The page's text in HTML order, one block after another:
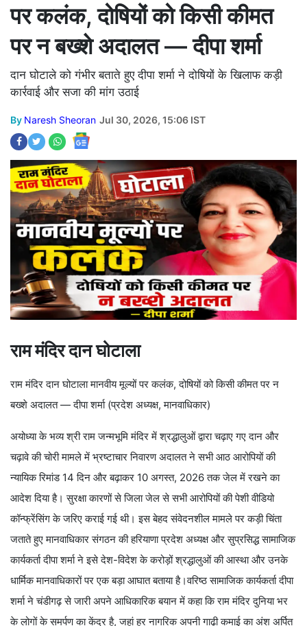
पर कलंक, दोषियों को किसी कीमत
पर न बख्शे अदालत — दीपा शर्मा
दान घोटाले को गंभीर बताते हुए दीपा शर्मा ने दोषियों के खिलाफ कड़ी
कार्रवाई और सजा की मांग उठाई
By Naresh Sheoran Jul 30, 2026, 15:06 IST
राम मंदिर दान घोटाला
राम मंदिर दान घोटाला मानवीय मूल्यों पर कलंक, दोषियों को किसी कीमत पर न
बख्शे अदालत — दीपा शर्मा (प्रदेश अध्यक्ष, मानवाधिकार)
अयोध्या के भव्य श्री राम जन्मभूमि मंदिर में श्रद्धालुओं द्वारा चढ़ाए गए दान और
चढ़ावे की चोरी मामले में भ्रष्टाचार निवारण अदालत ने सभी आठ आरोपियों की
न्यायिक रिमांड 14 दिन और बढ़ाकर 10 अगस्त, 2026 तक जेल में रखने का
आदेश दिया है। सुरक्षा कारणों से जिला जेल से सभी आरोपियों की पेशी वीडियो
कॉन्फ्रेंसिंग के जरिए कराई गई थी। इस बेहद संवेदनशील मामले पर कड़ी चिंता
जताते हुए मानवाधिकार संगठन की हरियाणा प्रदेश अध्यक्ष और सुप्रसिद्ध सामाजिक
कार्यकर्ता दीपा शर्मा ने इसे देश-विदेश के करोड़ों श्रद्धालुओं की आस्था और उनके
धार्मिक मानवाधिकारों पर एक बड़ा आघात बताया है।वरिष्ठ सामाजिक कार्यकर्ता दीपा
शर्मा ने चंडीगढ़ से जारी अपने आधिकारिक बयान में कहा कि राम मंदिर दुनिया भर
के लोगों के समर्पण का केंद्र है, जहां हर नागरिक अपनी गाढ़ी कमाई का अंश अर्पित